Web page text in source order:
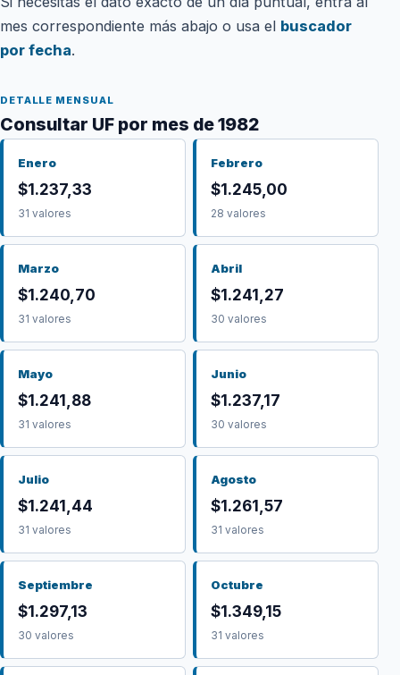
mes correspondiente más abajo o usa el buscador
por fecha.
DETALLE MENSUAL
Consultar UF por mes de 1982
Enero
$1.237,33
31 valores
Febrero
$1.245,00
28 valores
Marzo
$1.240,70
31 valores
Abril
$1.241,27
30 valores
Mayo
$1.241,88
31 valores
Junio
$1.237,17
30 valores
Julio
$1.241,44
31 valores
Agosto
$1.261,57
31 valores
Septiembre
$1.297,13
30 valores
Octubre
$1.349,15
31 valores